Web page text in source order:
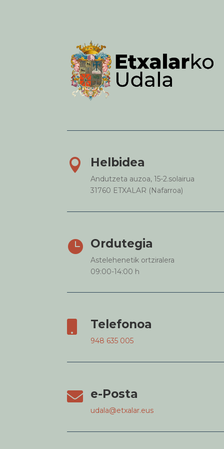
 Helbidea
Andutzeta auzoa, 15-2.solairua
31760 ETXALAR (Nafarroa)
 Ordutegia
Astelehenetik ortziralera
09:00-14:00 h
Telefonoa
948 635 005
 e-Posta
udala@etxalar.eus